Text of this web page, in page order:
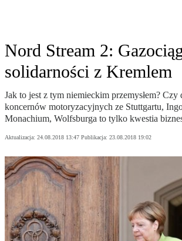
Nord Stream 2:
solidarności z Kremlem
Jak to jest z tym niemieckim przemysłem? Czy
koncernów motoryzacyjnych ze Stuttgartu,
Monachium, Wolfsburga to tylko kwestia
Aktualizacja: 24.08.2018 13:47 Publikacja: 23.08.2018 19:02